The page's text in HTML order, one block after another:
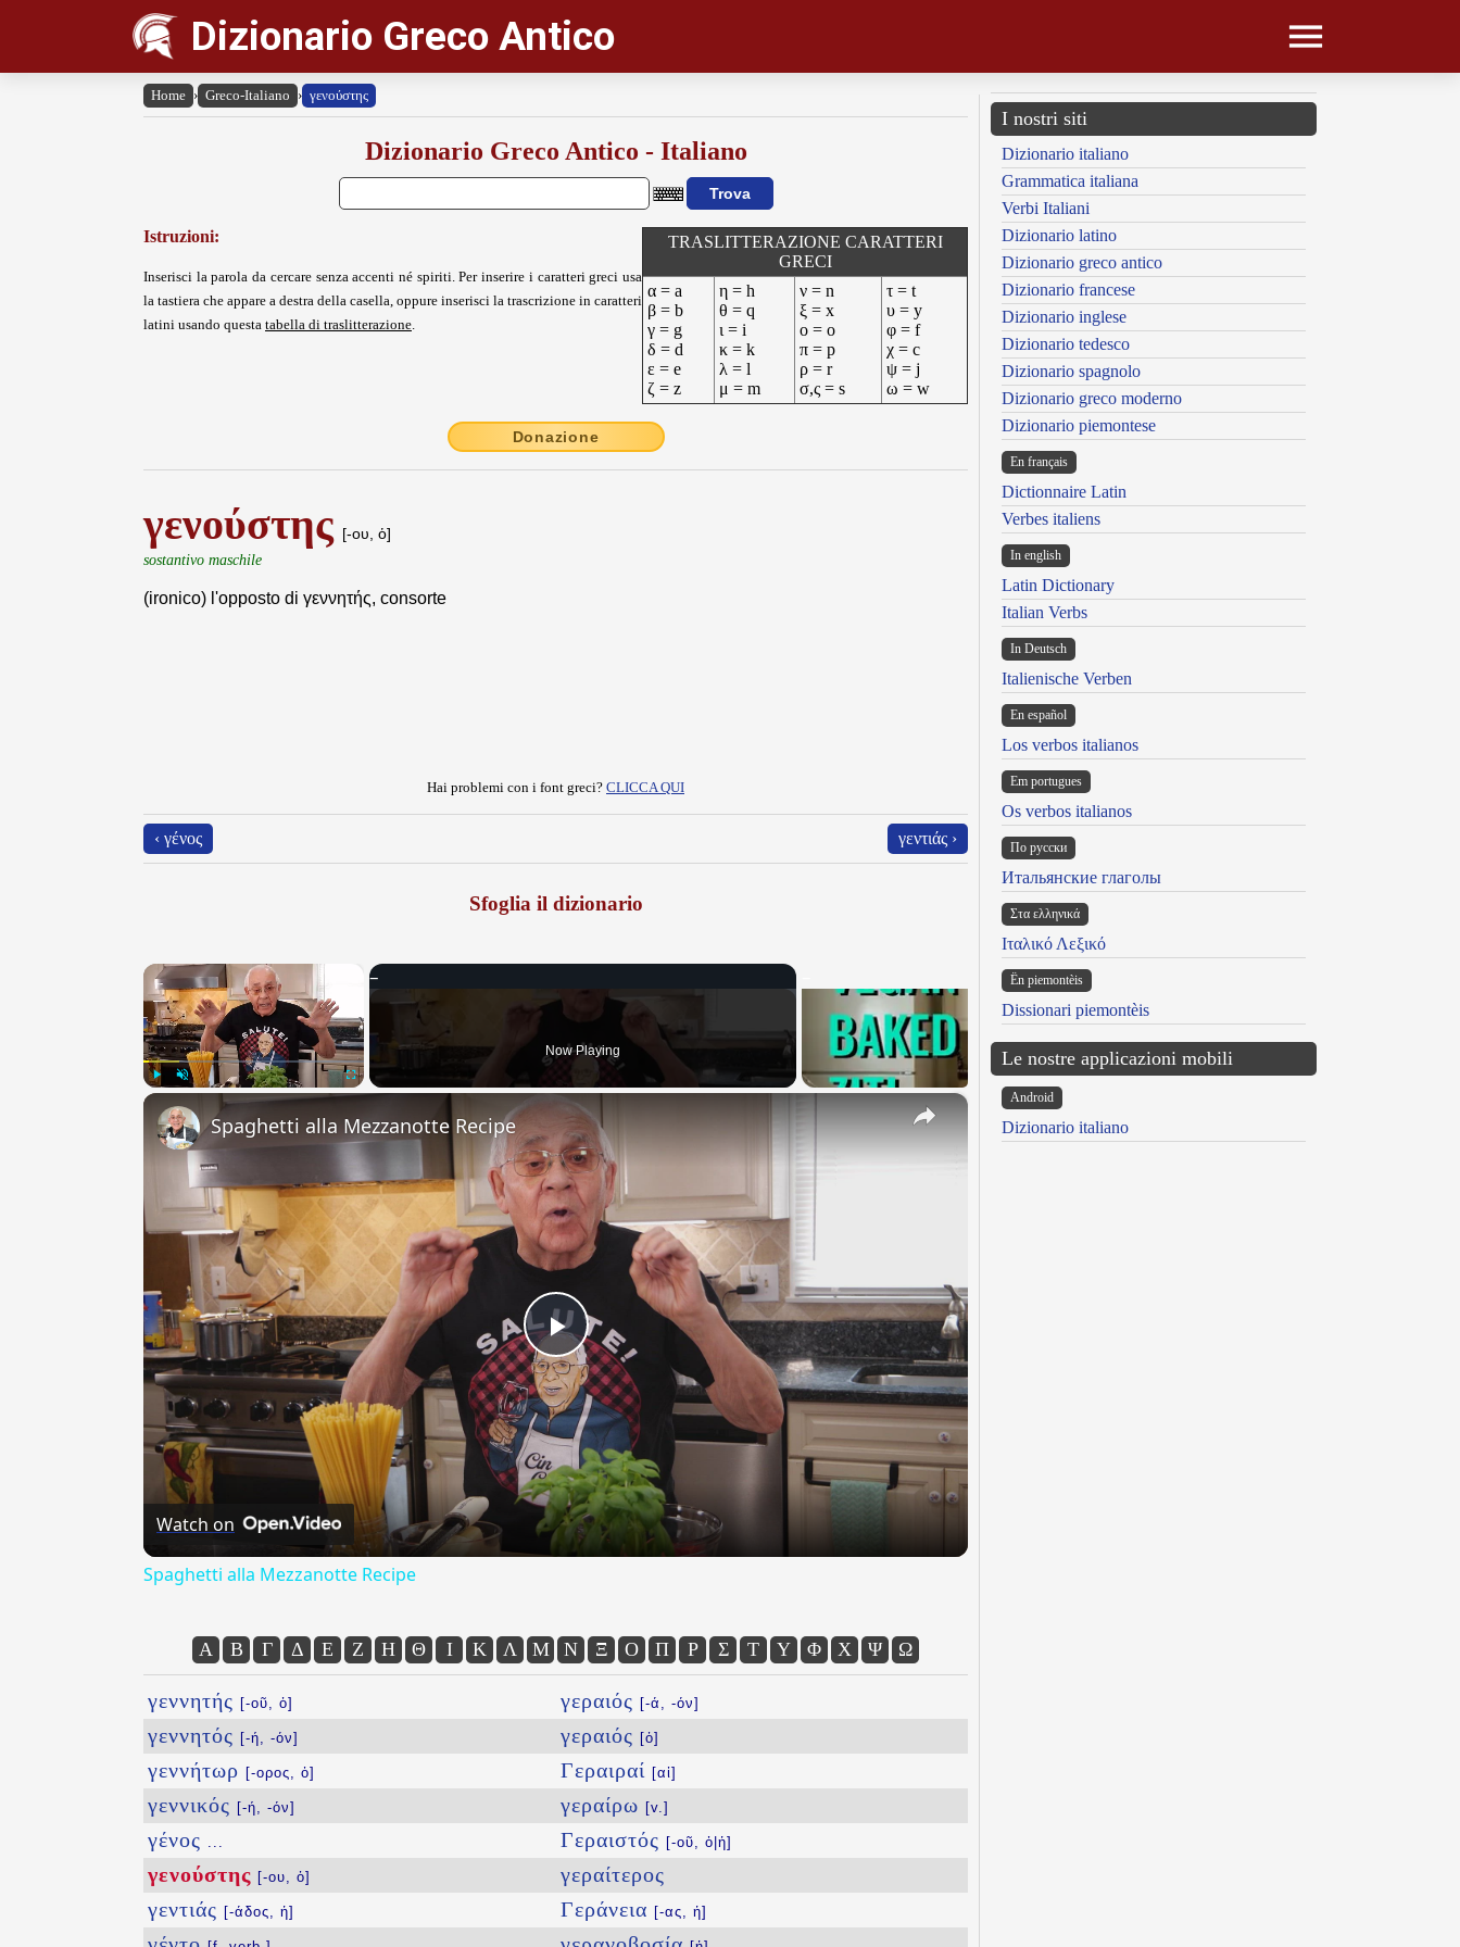
Dizionario Greco Antico
Home › Greco-Italiano › γενούστης
Dizionario Greco Antico - Italiano
Istruzioni:
Inserisci la parola da cercare senza accenti né spiriti. Per inserire i caratteri greci usa
la tastiera che appare a destra della casella, oppure inserisci la trascrizione in caratteri
latini usando questa tabella di traslitterazione.
TRASLITTERAZIONE CARATTERI
GRECI
α = a
β = b
γ = g
δ = d
ε = e
ζ = z
η = h
θ = q
ι = i
κ = k
λ = l
μ = m
ν = n
ξ = x
ο = o
π = p
ρ = r
σ,ς = s
τ = t
υ = y
φ = f
χ = c
ψ = j
ω = w
Donazione
γενούστης [-ου, ὁ]
sostantivo maschile
(ironico) l'opposto di γεννητής, consorte
Hai problemi con i font greci? CLICCA QUI
‹ γένος γεντιάς ›
Sfoglia il dizionario
Fullscreen
Now Playing
×
Play
Video
Spaghetti alla Mezzanotte Recipe
Watch on
Spaghetti alla Mezzanotte Recipe
Α Β Γ Δ Ε Ζ Η Θ Ι Κ Λ Μ Ν Ξ Ο Π Ρ Σ Τ Υ Φ Χ Ψ Ω
γεννητής [-οῦ, ὁ]
γεννητός [-ή, -όν]
γεννήτωρ [-ορος, ὁ]
γεννικός [-ή, -όν]
γένος
γενούστης [-ου, ὁ]
γεντιάς [-άδος, ἡ]
γεραιός [-ά, -όν]
γεραιός [ὁ]
Γεραιραί [αἱ]
γεραίρω [v.]
Γεραιστός [-οῦ, ὁ|ἡ]
γεραίτερος
Γεράνεια [-ας, ἡ]
I nostri siti
Dizionario italiano
Grammatica italiana
Verbi Italiani
Dizionario latino
Dizionario greco antico
Dizionario francese
Dizionario inglese
Dizionario tedesco
Dizionario spagnolo
Dizionario greco moderno
Dizionario piemontese
En français
Dictionnaire Latin
Verbes italiens
In english
Latin Dictionary
Italian Verbs
In Deutsch
Italienische Verben
En español
Los verbos italianos
Em portugues
Os verbos italianos
По русски
Итальянские глаголы
Στα ελληνικά
Ιταλικό Λεξικό
Ën piemontèis
Dissionari piemontèis
Le nostre applicazioni mobili
Android
Dizionario italiano